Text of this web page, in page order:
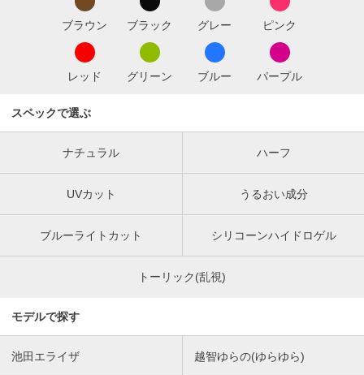
ブラウン ブラック グレー ピンク
レッド グリーン ブルー パープル
スペックで選ぶ
ナチュラル ハーフ
UVカット うるおい成分
ブルーライトカット シリコーンハイドロゲル
トーリック(乱視)
モデルで探す
池田エライザ 越智ゆらの(ゆらゆら)